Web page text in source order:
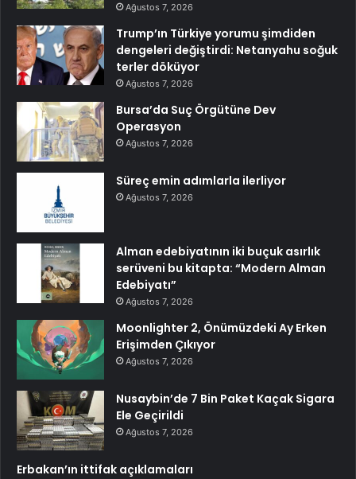
Ağustos 7, 2026
Trump’ın Türkiye yorumu şimdiden
dengeleri değiştirdi: Netanyahu soğuk
terler döküyor
Ağustos 7, 2026
Bursa’da Suç Örgütüne Dev
Operasyon
Ağustos 7, 2026
Süreç emin adımlarla ilerliyor
Ağustos 7, 2026
Alman edebiyatının iki buçuk asırlık
serüveni bu kitapta: “Modern Alman
Edebiyatı”
Ağustos 7, 2026
Moonlighter 2, Önümüzdeki Ay Erken
Erişimden Çıkıyor
Ağustos 7, 2026
Nusaybin’de 7 Bin Paket Kaçak Sigara
Ele Geçirildi
Ağustos 7, 2026
Erbakan’ın ittifak açıklamaları